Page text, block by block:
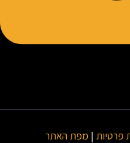
פרטיות| מפת האתר